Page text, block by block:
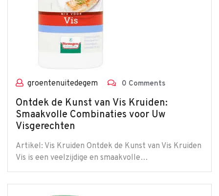
groentenuitedegem 0 Comments
Ontdek de Kunst van Vis Kruiden:
Smaakvolle Combinaties voor Uw
Visgerechten
Artikel: Vis Kruiden Ontdek de Kunst van Vis Kruiden
Vis is een veelzijdige en smaakvolle…